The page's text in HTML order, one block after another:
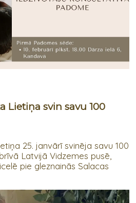
Lietiņa svin savu 100
25. janvārī svinēja savu 100
Latvijā Vidzemes pusē,
pie gleznainās Salacas